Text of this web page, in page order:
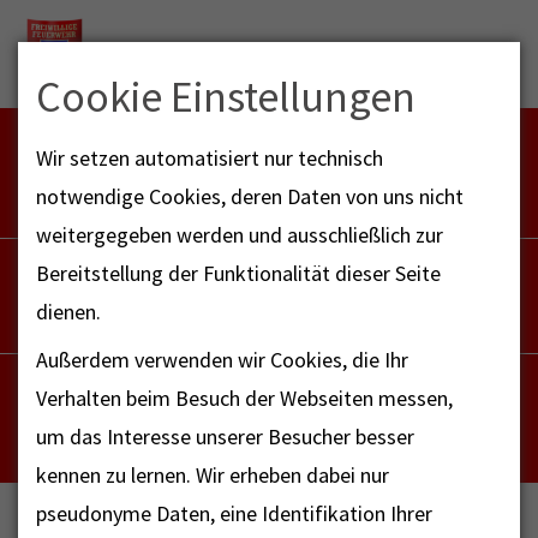
Menu
FEUERWEHR NOTFALL-RETTUNGSDIENST
112
POLIZEI
NOTRUF - FAX FÜR HÖRBEHINDERTE
112
Cookie Einstellungen
Wir setzen automatisiert nur technisch
notwendige Cookies, deren Daten von uns nicht
weitergegeben werden und ausschließlich zur
Bereitstellung der Funktionalität dieser Seite
dienen.
Außerdem verwenden wir Cookies, die Ihr
Verhalten beim Besuch der Webseiten messen,
um das Interesse unserer Besucher besser
kennen zu lernen. Wir erheben dabei nur
pseudonyme Daten, eine Identifikation Ihrer